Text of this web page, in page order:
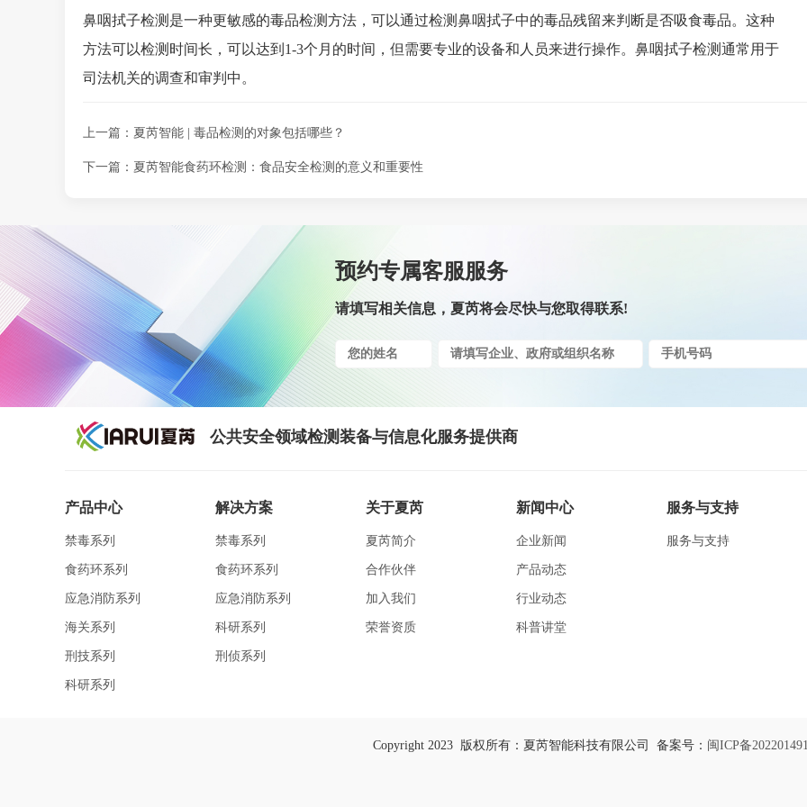
鼻咽拭子检测是一种更敏感的毒品检测方法，可以通过检测鼻咽拭子中的毒品残留来判断是否吸食毒品。这种
方法可以检测时间长，可以达到1-3个月的时间，但需要专业的设备和人员来进行操作。鼻咽拭子检测通常用于
司法机关的调查和审判中。
上一篇：夏芮智能 | 毒品检测的对象包括哪些？
下一篇：夏芮智能食药环检测：食品安全检测的意义和重要性
预约专属客服服务
请填写相关信息，夏芮将会尽快与您取得联系!
公共安全领域检测装备与信息化服务提供商
产品中心
禁毒系列
食药环系列
应急消防系列
海关系列
刑技系列
科研系列
解决方案
禁毒系列
食药环系列
应急消防系列
科研系列
刑侦系列
关于夏芮
夏芮简介
合作伙伴
加入我们
荣誉资质
新闻中心
企业新闻
产品动态
行业动态
科普讲堂
服务与支持
服务与支持
Copyright 2023 版权所有：夏芮智能科技有限公司 备案号： 闽ICP备